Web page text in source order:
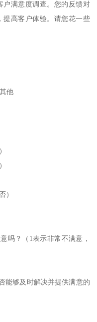
户满意度调查。您的反馈对
提高客户体验。请您花一些
他
）
吗？（ 1表示非常不满意，
能够及时解决并提供满意的